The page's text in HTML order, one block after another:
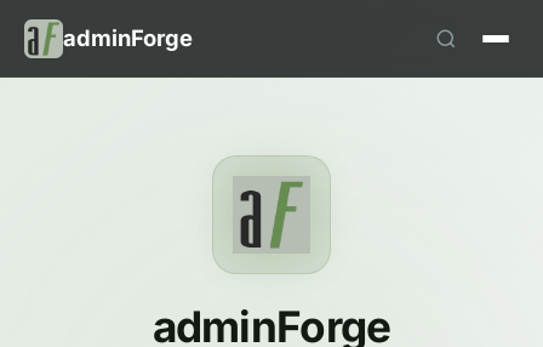
adminForge
adminForge